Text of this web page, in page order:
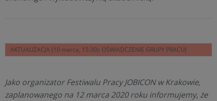
AKTUALIZACJA (10 marca, 15:30): OŚWIADCZENIE GRUPY PRACUJ
Jako organizator Festiwalu Pracy JOBICON w Krakowie,
zaplanowanego na 12 marca 2020 roku informujemy, że